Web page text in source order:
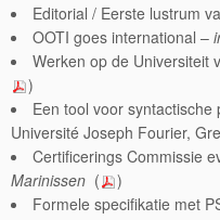
Editorial / Eerste lustrum
OOTI goes international –
Werken op de Universiteit
)
Een tool voor
Université Joseph Fourier,
Certificerings Commissie
Marinissen (
)
Formele specifikatie met